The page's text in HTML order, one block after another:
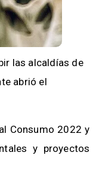
las alcaldías de
abrió el
Consumo 2022 y
y proyectos